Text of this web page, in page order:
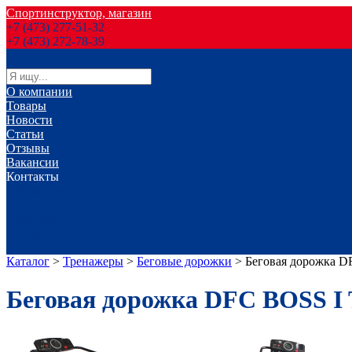
Спортинструктор, магазин
+7 (473) 277-51-32
+7 (473) 272-78-39
О компании
Товары
Новости
Статьи
Отзывы
Вакансии
Контакты
Каталог > Тренажеры > Беговые дорожки > Беговая дорожка
Беговая дорожка DFC BOSS I